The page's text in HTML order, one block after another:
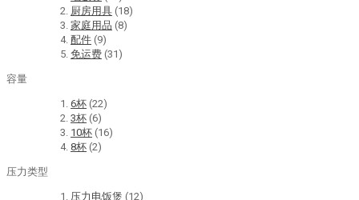
厨房用具 (18)
家庭用品 (8)
配件 (9)
免运费 (31)
容量
6杯 (22)
3杯 (6)
10杯 (16)
8杯 (2)
压力类型
压力电饭煲 (12)